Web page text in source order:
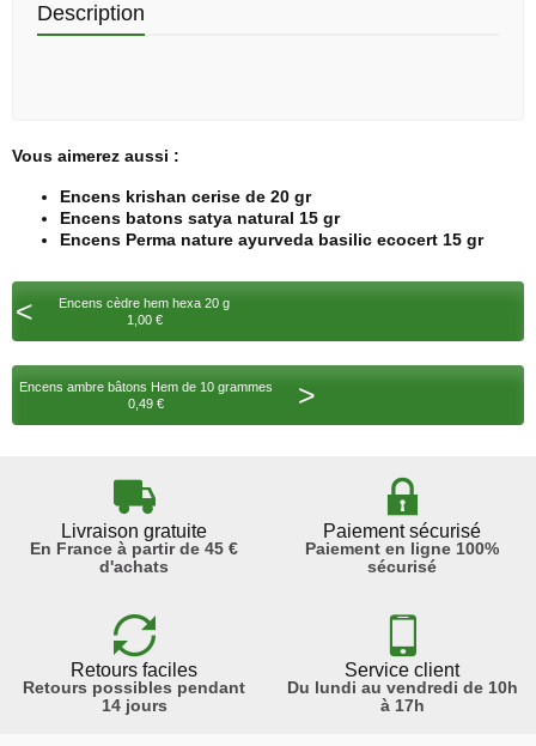
Description
Vous aimerez aussi :
Encens krishan cerise de 20 gr
Encens batons satya natural 15 gr
Encens Perma nature ayurveda basilic ecocert 15 gr
<
Encens cèdre hem hexa 20 g
1,00 €
Encens ambre bâtons Hem de 10 grammes
0,49 €
>
Livraison gratuite
En France à partir de 45 €
d'achats
Paiement sécurisé
Paiement en ligne 100%
sécurisé
Retours faciles
Retours possibles pendant
14 jours
Service client
Du lundi au vendredi de 10h
à 17h